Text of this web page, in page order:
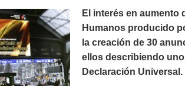
El interés en aumento
Humanos producido
la creación de 30
ellos describiendo
Declaración Universal.